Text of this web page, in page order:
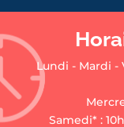
Lundi - Mardi -
Samedi* :